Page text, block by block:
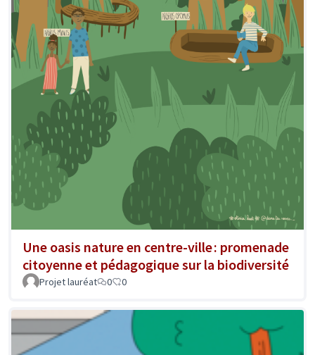
Une oasis nature en centre-ville : promenade
citoyenne et pédagogique sur la biodiversité
Projet lauréat 0 0